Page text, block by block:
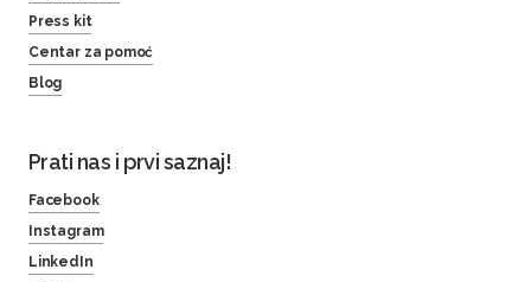
Press kit
Centar za pomoć
Blog
Prati nas i prvi saznaj!
Facebook
Instagram
LinkedIn